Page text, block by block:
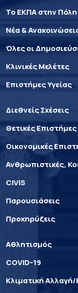
Το ΕΚΠΑ στην Πόλη
Νέα &
Όλες οι
Κλινικές Μελέτες
Επιστήμες Υγείας
Διεθνείς Σχέσεις
Θετικές Επιστήμες
Οικονομικές
Ανθρωπιστικές,
CIVIS
Παρουσιάσεις
Προκηρύξεις
Αθλητισμός
COVID-19
Κλιματική